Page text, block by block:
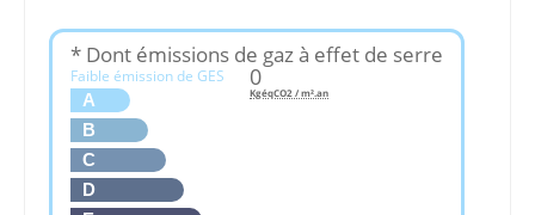
* Dont émissions de gaz à effet de serre
Faible émission de GES
A
B
C
D
0
KgéqCO2 / m².an